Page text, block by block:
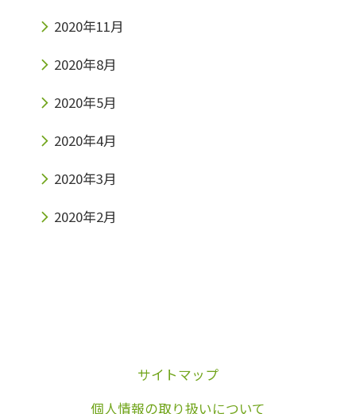
2020年11月
2020年8月
2020年5月
2020年4月
2020年3月
2020年2月
サイトマップ
個人情報の取り扱いについて